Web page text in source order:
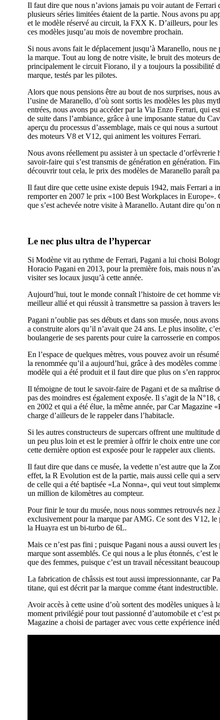
Il faut dire que nous n’avions jamais pu voir autant de Ferrari
plusieurs séries limitées étaient de la partie. Nous avons pu
et le modèle réservé au circuit, la FXX K. D’ailleurs, pour
ces modèles jusqu’au mois de novembre prochain.
Si nous avons fait le déplacement jusqu’à Maranello, nous
la marque. Tout au long de notre visite, le bruit des moteurs
principalement le circuit Fiorano, il y a toujours la possibilité
marque, testés par les pilotes.
Alors que nous pensions être au bout de nos surprises, nous
l’usine de Maranello, d’où sont sortis les modèles les plus
entrées, nous avons pu accéder par la Via Enzo Ferrari, qui
de suite dans l’ambiance, grâce à une imposante statue du
aperçu du processus d’assemblage, mais ce qui nous a
des moteurs V8 et V12, qui animent les voitures Ferrari.
Nous avons réellement pu assister à un spectacle
savoir-faire qui s’est transmis de génération en génération.
découvrir tout cela, le prix des modèles de Maranello paraît
Il faut dire que cette usine existe depuis 1942, mais Ferrari a
remporter en 2007 le prix «100 Best Workplaces in Europe».
que s’est achevée notre visite à Maranello. Autant dire qu’on
Le nec plus ultra de l’hypercar
Si Modène vit au rythme de Ferrari, Pagani a lui choisi
Horacio Pagani en 2013, pour la première fois, mais nous
visiter ses locaux jusqu’à cette année.
Aujourd’hui, tout le monde connaît l’histoire de cet homme
meilleur allié et qui réussit à transmettre sa passion à travers
Pagani n’oublie pas ses débuts et dans son musée, nous
a construite alors qu’il n’avait que 24 ans. Le plus insolite,
boulangerie de ses parents pour cuire la carrosserie en
En l’espace de quelques mètres, vous pouvez avoir un
la renommée qu’il a aujourd’hui, grâce à des modèles
modèle qui a été produit et il faut dire que plus on s’en
Il témoigne de tout le savoir-faire de Pagani et de sa maîtrise
pas des moindres est également exposée. Il s’agit de la
en 2002 et qui a été élue, la même année, par Car Magazine
charge d’ailleurs de le rappeler dans l’habitacle.
Si les autres constructeurs de supercars offrent une multitude
un peu plus loin et est le premier à offrir le choix entre une
cette dernière option est exposée pour le rappeler aux clients.
Il faut dire que dans ce musée, la vedette n’est autre que la
effet, la R Evolution est de la partie, mais aussi celle qui a
de celle qui a été baptisée «La Nonna», qui veut tout
un million de kilomètres au compteur.
Pour finir le tour du musée, nous nous sommes retrouvés nez
exclusivement pour la marque par AMG. Ce sont des V12,
la Huayra est un bi-turbo de 6L.
Mais ce n’est pas fini ; puisque Pagani nous a aussi ouvert
marque sont assemblés. Ce qui nous a le plus étonnés, c’est
que des femmes, puisque c’est un travail nécessitant
La fabrication de châssis est tout aussi impressionnante, car
titane, qui est décrit par la marque comme étant indestructible.
Avoir accès à cette usine d’où sortent des modèles uniques
moment privilégié pour tout passionné d’automobile et c’est
Magazine a choisi de partager avec vous cette expérience